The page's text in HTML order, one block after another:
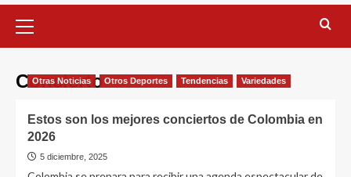
Concierto
Otras Noticias Otros Deportes Tendencias Variedades
Estos son los mejores conciertos de Colombia en
2026
5 diciembre, 2025